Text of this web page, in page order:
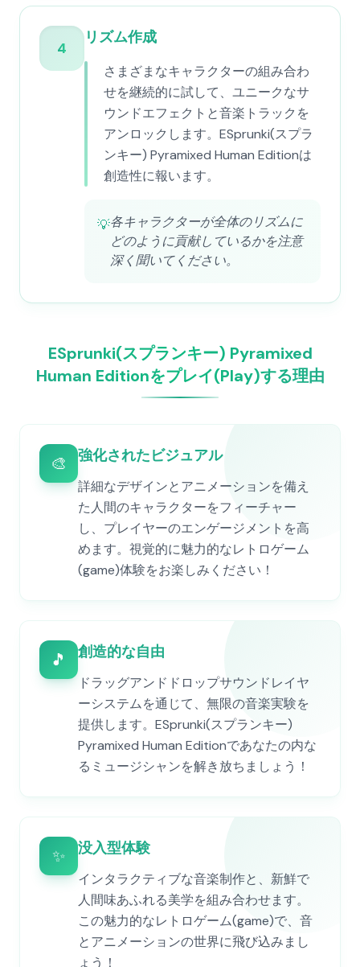
4
リズム作成
さまざまなキャラクターの組み合わ
せを継続的に試して、ユニークなサ
ウンドエフェクトと音楽トラックを
アンロックします。ESprunki(スプラ
ンキー) Pyramixed Human Editionは
創造性に報います。
💡各キャラクターが全体のリズムに
どのように貢献しているかを注意
深く聞いてください。
ESprunki(スプランキー) Pyramixed
Human Editionをプレイ(Play)する理由
🎨 強化されたビジュアル
詳細なデザインとアニメーションを備え
た人間のキャラクターをフィーチャー
し、プレイヤーのエンゲージメントを高
めます。視覚的に魅力的なレトロゲーム
(game)体験をお楽しみください！
🎵 創造的な自由
ドラッグアンドドロップサウンドレイヤ
ーシステムを通じて、無限の音楽実験を
提供します。ESprunki(スプランキー)
Pyramixed Human Editionであなたの内な
るミュージシャンを解き放ちましょう！
✨ 没入型体験
インタラクティブな音楽制作と、新鮮で
人間味あふれる美学を組み合わせます。
この魅力的なレトロゲーム(game)で、音
とアニメーションの世界に飛び込みまし
ょう！